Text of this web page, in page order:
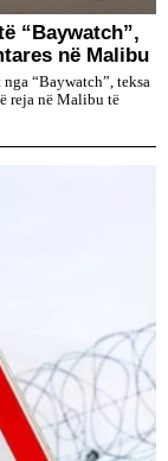
“Baywatch”,
në Malibu
“Baywatch”, teksa
reja në Malibu të